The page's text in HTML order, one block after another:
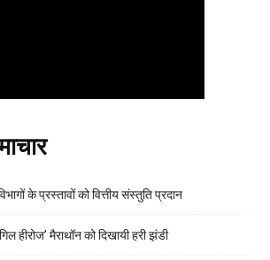
के प्रस्तावों को वित्तीय संस्तुति प्रदान
हीरोज’ मैराथॉन को दिखायी हरी झंडी